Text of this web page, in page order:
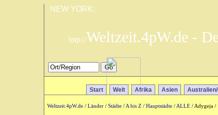
NEW YORK:
http://Weltzeit.4pW.de -
Start Welt Afrika Asien
Weltzeit.4pW.de / Länder / Städte / A bis Z / Hauptstädte / ALLE / Adygeja /